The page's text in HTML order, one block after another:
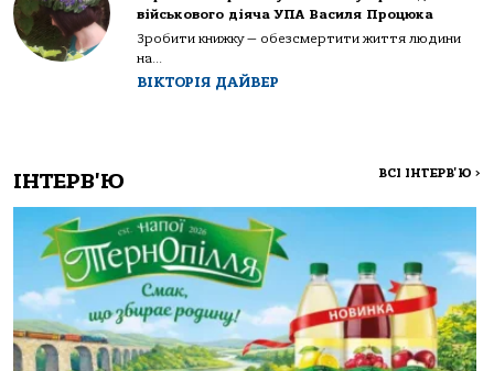
військового діяча УПА Василя Процюка
Зробити книжку — обезсмертити життя людини
на...
ВІКТОРІЯ ДАЙВЕР
ІНТЕРВ'Ю ВСІ ІНТЕРВ'Ю >